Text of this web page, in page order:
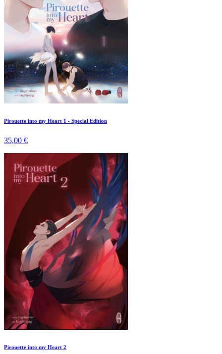
Pirouette into my Heart 1 - Special Edition
35,00 €
Pirouette into my Heart 2